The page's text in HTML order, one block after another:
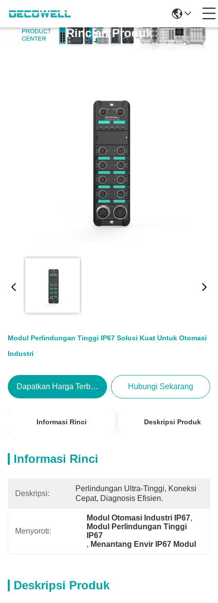
Rincian Produk
Modul Perlindungan Tinggi IP67 Solusi Kuat Untuk Otomasi
Industri
Dapatkan Harga Terbaik Hubungi Sekarang
Informasi Rinci Deskripsi Produk
Informasi Rinci
Deskripsi:
Perlindungan Ultra-Tinggi, Koneksi
Cepat, Diagnosis Efisien.
Menyoroti:
Modul Otomasi Industri IP67,
Modul Perlindungan Tinggi
IP67
, Menantang Envir IP67 Modul
Deskripsi Produk